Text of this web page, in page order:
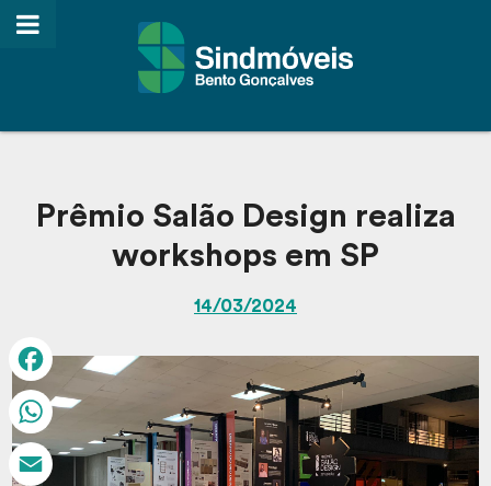
Prêmio Salão Design realiza
workshops em SP
14/03/2024
Facebook
WhatsApp